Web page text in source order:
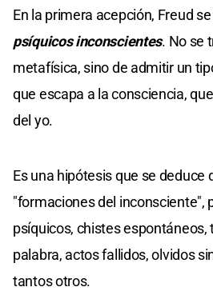
En la primera acepción, Freud
psíquicos inconscientes. No se
metafísica, sino de admitir un
que escapa a la consciencia,
del yo.
Es una hipótesis que se deduce
"formaciones del inconsciente",
psíquicos, chistes espontáneos,
palabra, actos fallidos, olvidos
tantos otros.